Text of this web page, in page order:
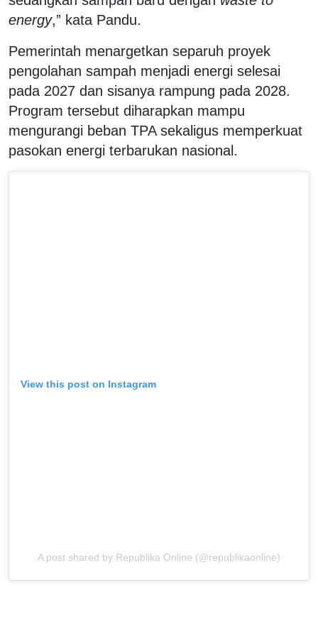
energy,” kata Pandu.
Pemerintah menargetkan separuh proyek
pengolahan sampah menjadi energi selesai
pada 2027 dan sisanya rampung pada 2028.
Program tersebut diharapkan mampu
mengurangi beban TPA sekaligus memperkuat
pasokan energi terbarukan nasional.
View this post on Instagram
A post shared by Republika Online (@republikaonline)